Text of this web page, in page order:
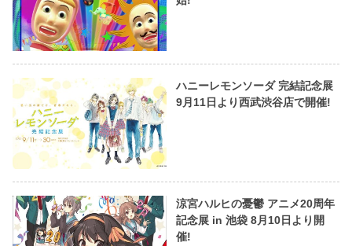
ハニーレモンソーダ 完結記念展
9月11日より西武渋谷店で開催!
涼宮ハルヒの憂鬱 アニメ20周年
記念展 in 池袋 8月10日より開
催!